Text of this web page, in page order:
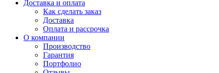
Доставка и оплата
Как сделать заказ
Доставка
Оплата и рассрочка
О компании
Производство
Гарантия
Портфолио